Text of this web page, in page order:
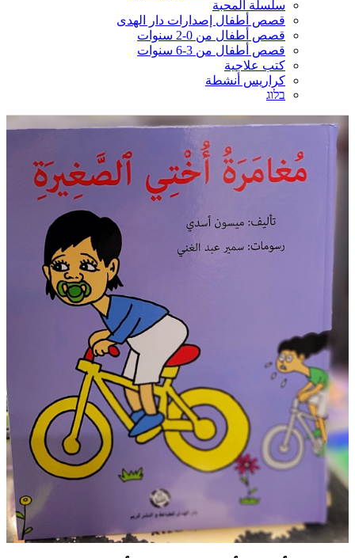
سلسلة المحبة
قصص أطفال إصدارات دار الهدى
قصص أطفال من 0-2 سنوات
قصص أطفال من 3-6 سنوات
كتب علاجية
كراريس أنشطة
בלוג